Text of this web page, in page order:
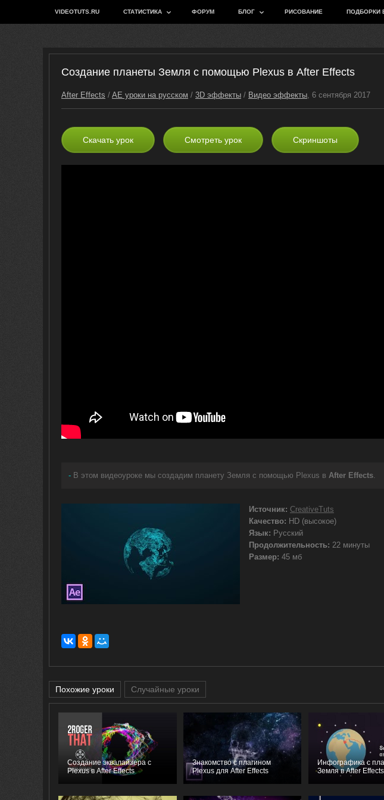
VIDEOTUTS.RU СТАТИСТИКА ФОРУМ БЛОГ РИСОВАНИЕ ПОДБОРКИ
Создание планеты Земля с помощью Plexus в After Effects
After Effects / AE уроки на русском / 3D эффекты / Видео эффекты, 6 сентября 2017
Скачать урок Смотреть урок Скриншоты
- В этом видеоуроке мы создадим планету Земля с помощью Plexus в After Effects.
Источник: CreativeTuts
Качество: HD (высокое)
Язык: Русский
Продолжительность: 22 минуты
Размер: 45 мб
Похожие уроки Случайные уроки
Создание эквалайзера с
Plexus в After Effects
Знакомство с плагином
Plexus для After Effects
Инфографика с
Земля в After Effects